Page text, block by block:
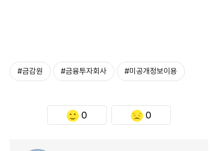
#금감원 #금융투자회사 #미공개정보이용
0 0